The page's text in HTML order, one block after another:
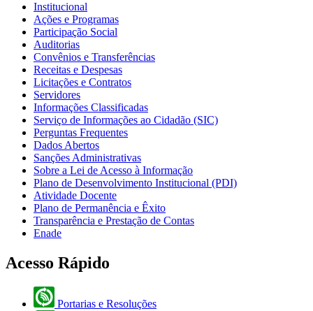
Institucional
Ações e Programas
Participação Social
Auditorias
Convênios e Transferências
Receitas e Despesas
Licitações e Contratos
Servidores
Informações Classificadas
Serviço de Informações ao Cidadão (SIC)
Perguntas Frequentes
Dados Abertos
Sanções Administrativas
Sobre a Lei de Acesso à Informação
Plano de Desenvolvimento Institucional (PDI)
Atividade Docente
Plano de Permanência e Êxito
Transparência e Prestação de Contas
Enade
Acesso Rápido
Portarias e Resoluções